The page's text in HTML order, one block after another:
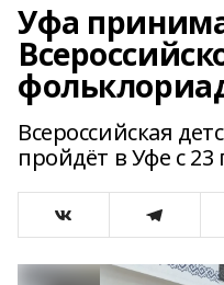
Уфа
Всероссийская
пройдёт в Уфе с